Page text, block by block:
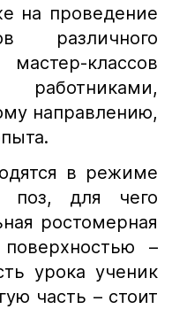
на проведение
различного
классов
направлению,
в режиме
поз, для чего
ростомерная
–
урока ученик
часть – стоит